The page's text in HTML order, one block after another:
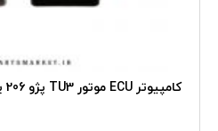
کامپیوتر ECU موتور TU3 پژو 206 یورو 5، غرب استیل